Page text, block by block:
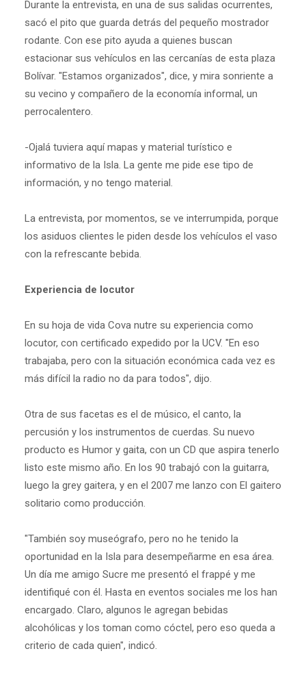
Durante la entrevista, en una de sus salidas ocurrentes,
sacó el pito que guarda detrás del pequeño mostrador
rodante. Con ese pito ayuda a quienes buscan
estacionar sus vehículos en las cercanías de esta plaza
Bolívar. "Estamos organizados", dice, y mira sonriente a
su vecino y compañero de la economía informal, un
perrocalentero.
-Ojalá tuviera aquí mapas y material turístico e
informativo de la Isla. La gente me pide ese tipo de
información, y no tengo material.
La entrevista, por momentos, se ve interrumpida, porque
los asiduos clientes le piden desde los vehículos el vaso
con la refrescante bebida.
Experiencia de locutor
En su hoja de vida Cova nutre su experiencia como
locutor, con certificado expedido por la UCV. "En eso
trabajaba, pero con la situación económica cada vez es
más difícil la radio no da para todos", dijo.
Otra de sus facetas es el de músico, el canto, la
percusión y los instrumentos de cuerdas. Su nuevo
producto es Humor y gaita, con un CD que aspira tenerlo
listo este mismo año. En los 90 trabajó con la guitarra,
luego la grey gaitera, y en el 2007 me lanzo con El gaitero
solitario como producción.
"También soy museógrafo, pero no he tenido la
oportunidad en la Isla para desempeñarme en esa área.
Un día me amigo Sucre me presentó el frappé y me
identifiqué con él. Hasta en eventos sociales me los han
encargado. Claro, algunos le agregan bebidas
alcohólicas y los toman como cóctel, pero eso queda a
criterio de cada quien", indicó.